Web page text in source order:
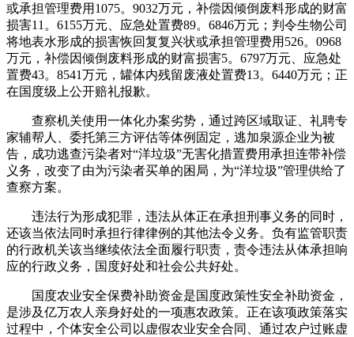
或承担管理费用1075。9032万元，补偿因倾倒废料形成的财富
损害11。6155万元、应急处置费89。6846万元；判令生物公司
将地表水形成的损害恢回复复兴状或承担管理费用526。0968
万元，补偿因倾倒废料形成的财富损害5。6797万元、应急处
置费43。8541万元，罐体内残留废液处置费13。6440万元；正
在国度级上公开赔礼报歉。
查察机关使用一体化办案劣势，通过跨区域取证、礼聘专
家辅帮人、委托第三方评估等体例固定，逃加泉源企业为被
告，成功逃查污染者对“洋垃圾”无害化措置费用承担连带补偿
义务，改变了由为污染者买单的困局，为“洋垃圾”管理供给了
查察方案。
违法行为形成犯罪，违法从体正在承担刑事义务的同时，
还该当依法同时承担行律律例的其他法令义务。负有监管职责
的行政机关该当继续依法全面履行职责，责令违法从体承担响
应的行政义务，国度好处和社会公共好处。
国度农业安全保费补助资金是国度政策性安全补助资金，
是涉及亿万农人亲身好处的一项惠农政策。正在该项政策落实
过程中，个体安全公司以虚假农业安全合同、通过农户过账虚